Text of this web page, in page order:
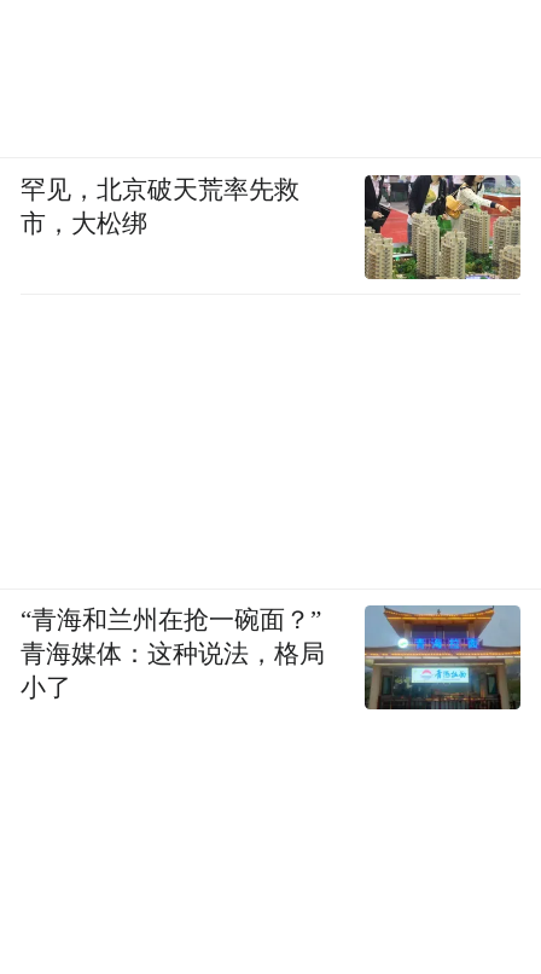
罕见，北京破天荒率先救
市，大松绑
“青海和兰州在抢一碗面？”
青海媒体：这种说法，格局
小了